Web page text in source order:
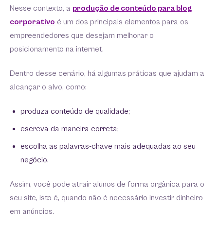
Nesse contexto, a produção de conteúdo para blog
corporativo é um dos principais elementos para os
empreendedores que desejam melhorar o
posicionamento na internet.
Dentro desse cenário, há algumas práticas que ajudam a
alcançar o alvo, como:
produza conteúdo de qualidade;
escreva da maneira correta;
escolha as palavras-chave mais adequadas ao seu
negócio.
Assim, você pode atrair alunos de forma orgânica para o
seu site, isto é, quando não é necessário investir dinheiro
em anúncios.